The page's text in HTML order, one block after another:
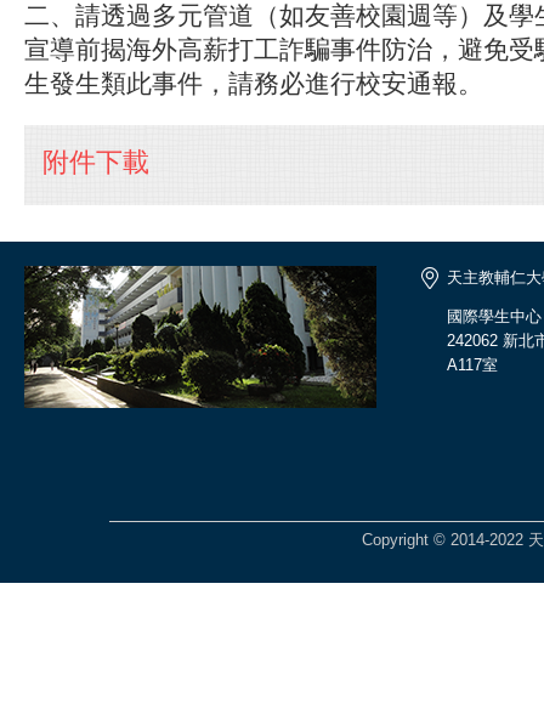
二、請透過多元管道（如友善校園週等）及學
宣導前揭海外高薪打工詐騙事件防治，避免受
生發生類此事件，請務必進行校安通報。
附件下載
天主教輔仁
國際學生中心
242062 新北
A117室
Copyright © 2014-2022